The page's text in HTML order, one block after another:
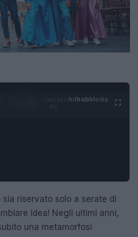
AdhubMedia
sia riservato solo a serate di
idea! Negli ultimi anni,
una metamorfosi